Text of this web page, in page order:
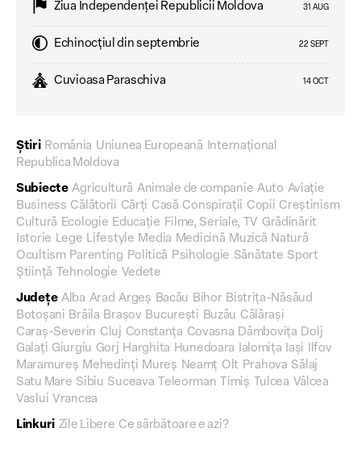
Ziua Independenţei Republicii Moldova 31 AUG
Echinocțiul din septembrie 22 SEPT
Cuvioasa Paraschiva 14 OCT
Știri România Uniunea Europeană Internațional
Republica Moldova
Subiecte Agricultură Animale de companie Auto Aviație
Business Călătorii Cărți Casă Conspirații Copii Creștinism
Cultură Ecologie Educație Filme, Seriale, TV Grădinărit
Istorie Lege Lifestyle Media Medicină Muzică Natură
Ocultism Parenting Politică Psihologie Sănătate Sport
Știință
Tehnologie Vedete
Județe Alba Arad Argeș Bacău Bihor Bistrița-Năsăud
Botoșani Brăila Brașov București Buzău Călărași
Caraș-Severin Cluj Constanța Covasna Dâmbovița Dolj
Galați Giurgiu Gorj Harghita Hunedoara Ialomița Iași Ilfov
Maramureș Mehedinți Mureș Neamț Olt Prahova Sălaj
Satu Mare Sibiu Suceava Teleorman Timiș Tulcea Vâlcea
Vaslui Vrancea
Linkuri Zile Libere Ce sărbătoare e azi?